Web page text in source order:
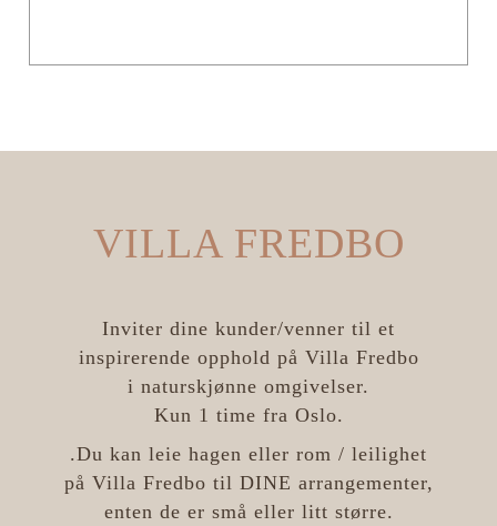
VILLA FREDBO
Inviter dine kunder/venner til et
inspirerende opphold på Villa Fredbo
i naturskjønne omgivelser.
Kun 1 time fra Oslo.
.Du kan leie hagen eller rom / leilighet
på Villa Fredbo til DINE arrangementer,
enten de er små eller litt større.